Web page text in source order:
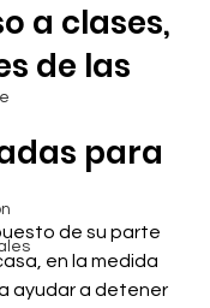
a clases,
de las
para
de su parte
en la medida
ayudar a detener